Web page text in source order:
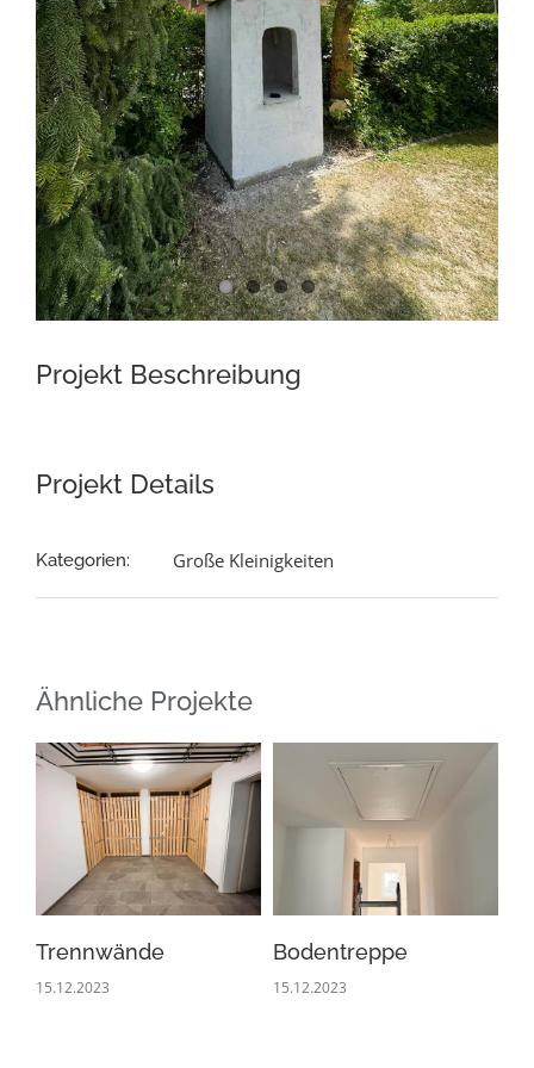
Projekt Beschreibung
Projekt Details
Kategorien: Große Kleinigkeiten
Ähnliche Projekte
Trennwände
15.12.2023
Bodentreppe
15.12.2023